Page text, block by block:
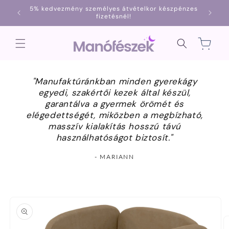
Ugrás a
tartalomhoz
5% kedvezmény személyes átvételkor készpénzes
fizetésnél!
Kosár
"Manufaktúránkban minden gyerekágy
egyedi, szakértői kezek által készül,
garantálva a gyermek örömét és
elégedettségét, miközben a megbízható,
masszív kialakítás hosszú távú
használhatóságot biztosít."
- MARIANN
ugrás a
termékadatokra